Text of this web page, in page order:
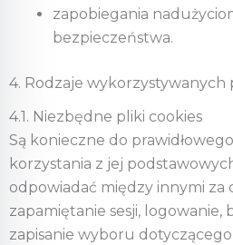
zapobiegania
bezpieczeństwa.
4. Rodzaje wykorzystywanych
4.1. Niezbędne pliki cookies
Są konieczne do
korzystania z jej
odpowiadać między innymi za
zapamiętanie sesji, logowanie,
zapisanie wyboru